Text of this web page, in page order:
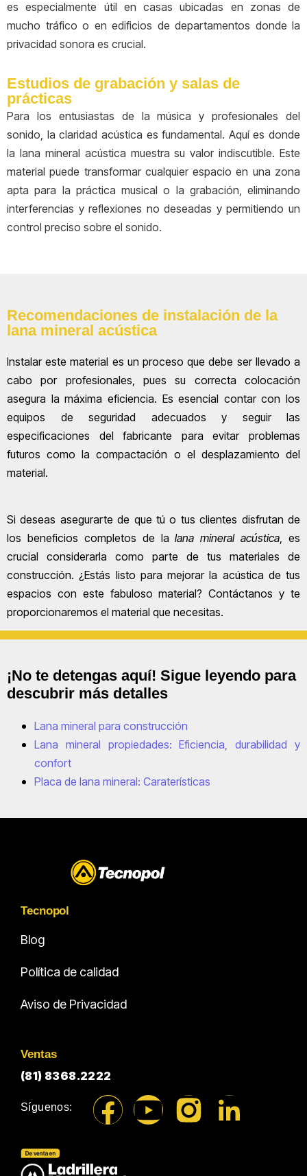
es especialmente útil en casas ubicadas en zonas de
mucho tráfico o en edificios de departamentos donde la
privacidad sonora es crucial.
Estudios de grabación y salas de
prácticas
Para los entusiastas de la música y profesionales del
sonido, la claridad acústica es fundamental. Aquí es donde
la lana mineral acústica muestra su valor indiscutible. Este
material puede transformar cualquier espacio en una zona
apta para la práctica musical o la grabación, eliminando
interferencias y reflexiones no deseadas y permitiendo un
control preciso sobre el sonido.
Recomendaciones de instalación de la
lana mineral acústica
Instalar este material es un proceso que debe ser llevado a
cabo por profesionales, pues su correcta colocación
asegura la máxima eficiencia. Es esencial contar con los
equipos de seguridad adecuados y seguir las
especificaciones del fabricante para evitar problemas
futuros como la compactación o el desplazamiento del
material.
Si deseas asegurarte de que tú o tus clientes disfrutan de
los beneficios completos de lalana mineral acústica , es
crucial considerarla como parte de tus materiales de
construcción. ¿Estás listo para mejorar la acústica de tus
espacios con este fabuloso material? Contáctanos y te
proporcionaremos el material que necesitas.
¡No te detengas aquí! Sigue leyendo para
descubrir más detalles
Lana mineral para construcción
Lana mineral propiedades: Eficiencia, durabilidad y
confort
Placa de lana mineral: Caraterísticas
Tecnopol
Blog
Política de calidad
Aviso de Privacidad
Ventas
(81) 8368.2222
Síguenos: